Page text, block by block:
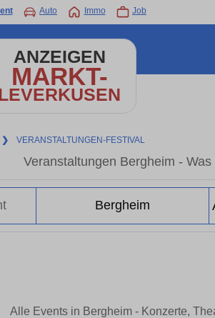
Auto Immo Job
ANZEIGEN
MARKT-
❯ VERANSTALTUNGEN-FESTIVAL
Veranstaltungen Bergheim -
Alle Events in Bergheim - Konzerte,